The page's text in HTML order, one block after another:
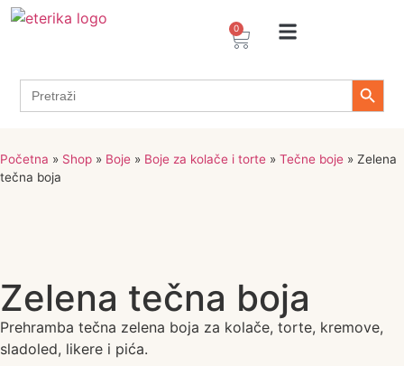
0
Search
for:
Search
Početna » Shop » Boje » Boje za kolače i torte » Tečne boje » Zelena
tečna boja
Zelena tečna boja
Prehramba tečna zelena boja za kolače, torte, kremove,
sladoled, likere i pića.